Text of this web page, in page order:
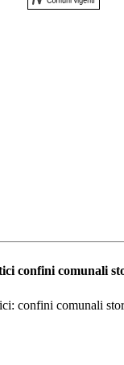
confini comunali
confini comunali